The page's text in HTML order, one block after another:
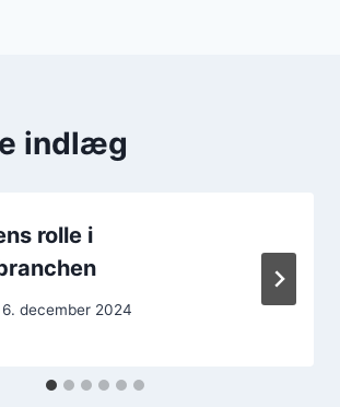
indlæg
rolle i
6. december 2024